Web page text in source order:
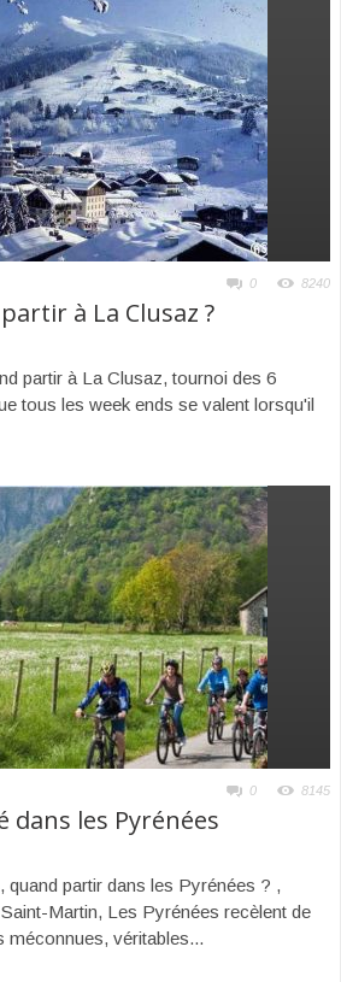
0 8240
à La Clusaz ?
partir à La Clusaz, tournoi des 6
tous les week ends se valent lorsqu'il
0 8145
dans les Pyrénées
quand partir dans les Pyrénées ? ,
Martin, Les Pyrénées recèlent de
méconnues, véritables...